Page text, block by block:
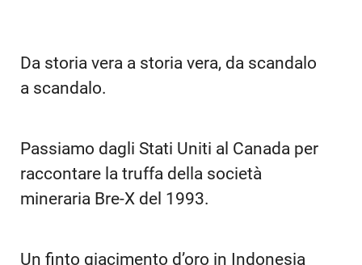
Da storia vera a storia vera, da scandalo
a scandalo.
raccontare la truffa della società